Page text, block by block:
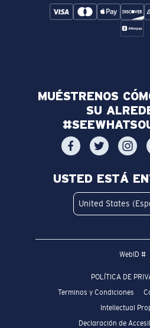
MUÉSTRENOS
SU
USTED ESTÁ
United States
WebID #
POLÍTICA DE
Terminos y Condiciones
Intellectual
Declaración de